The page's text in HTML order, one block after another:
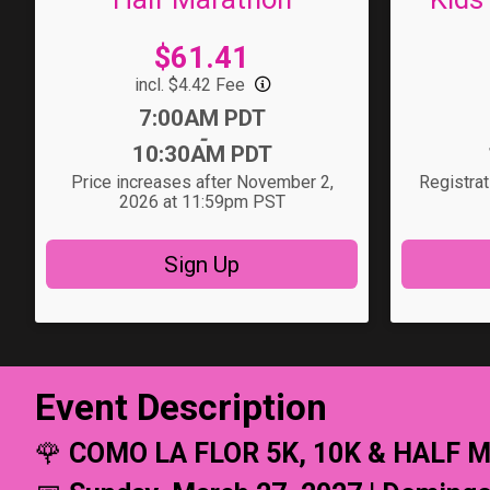
Price:
$61.41
incl. $4.42 Fee
7:00AM PDT
-
10:30AM PDT
Price increases after November 2,
2026 at 11:59pm PST
Sign Up
Event Description
🌹 COMO LA FLOR 5K, 10K & HALF